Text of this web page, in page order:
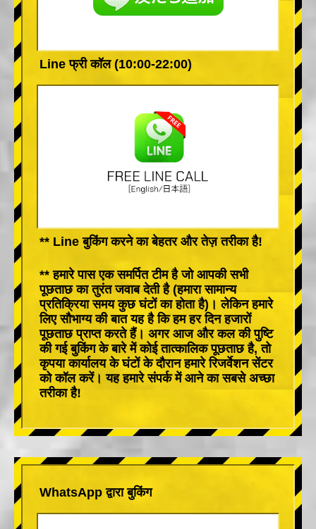
Line फ्री कॉल (10:00-22:00)
** Line बुकिंग करने का बेहतर और तेज़ तरीका है!
** हमारे पास एक समर्पित टीम है जो आपकी सभी
पूछताछ का तुरंत जवाब देती है (हमारा सामान्य
प्रतिक्रिया समय कुछ घंटों का होता है)। लेकिन हमारे
लिए सौभाग्य की बात यह है कि हम हर दिन हजारों
पूछताछ प्राप्त करते हैं। अगर आज और कल की पुष्टि
की गई बुकिंग के बारे में कोई तात्कालिक पूछताछ है, तो
कृपया कार्यालय के घंटों के दौरान हमारे रिजर्वेशन सेंटर
को कॉल करें। यह हमारे संपर्क में आने का सबसे अच्छा
तरीका है!
WhatsApp द्वारा बुकिंग